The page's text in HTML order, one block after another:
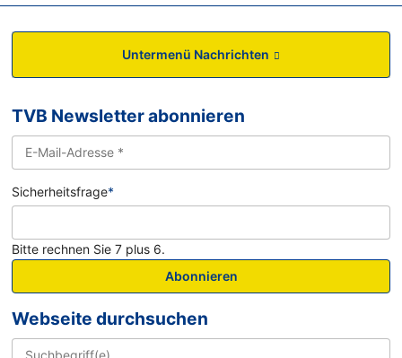
Untermenü Nachrichten
TVB Newsletter abonnieren
Sicherheitsfrage*
Bitte rechnen Sie 7 plus 6.
Abonnieren
Webseite durchsuchen